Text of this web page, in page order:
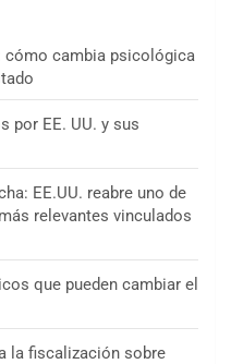
cómo cambia psicológica
por EE. UU. y sus
EE.UU. reabre uno de
relevantes vinculados
que pueden cambiar el
la fiscalización sobre